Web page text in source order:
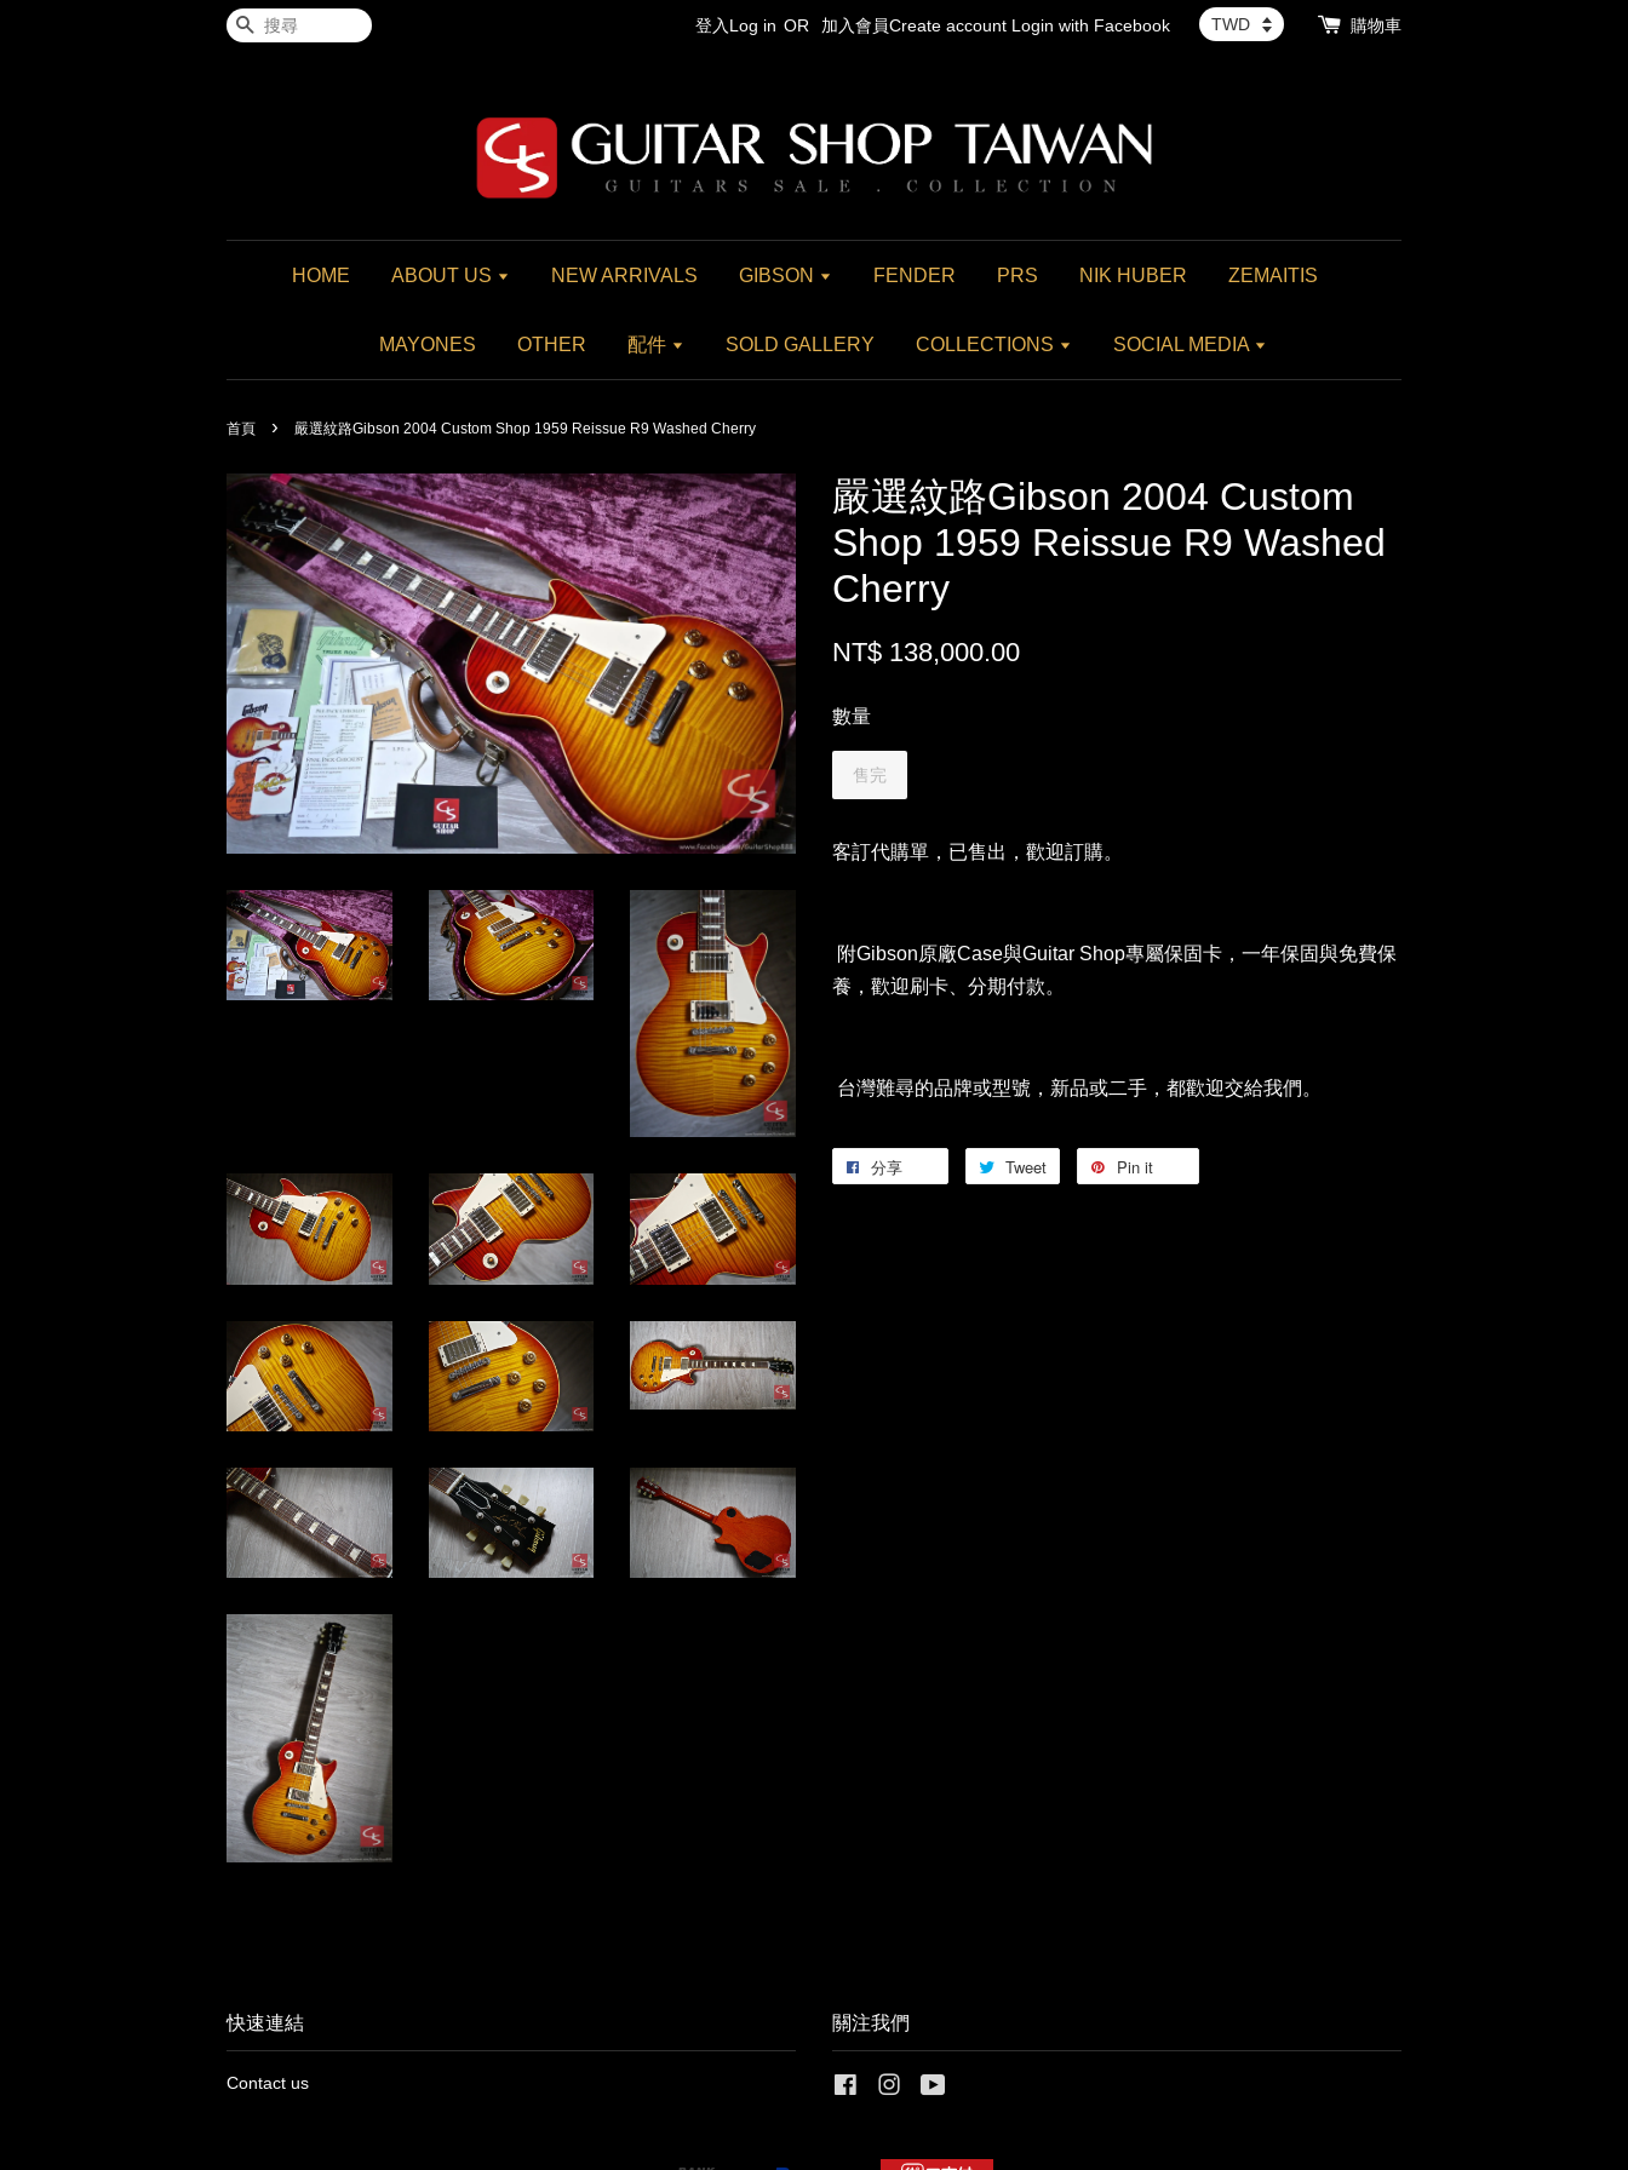
搜尋 登入Log in OR 加入會員Create account Login with Facebook 購物車
HOME ABOUT US NEW ARRIVALS GIBSON FENDER PRS NIK HUBER ZEMAITIS
MAYONES OTHER 配件 SOLD GALLERY COLLECTIONS SOCIAL MEDIA
首頁 › 嚴選紋路Gibson 2004 Custom Shop 1959 Reissue R9 Washed Cherry
嚴選紋路Gibson 2004 Custom
Shop 1959 Reissue R9 Washed
Cherry
NT$ 138,000.00
數量
售完
客訂代購單，已售出，歡迎訂購。
附Gibson原廠Case與Guitar Shop專屬保固卡，一年保固與免費保
養，歡迎刷卡、分期付款。
台灣難尋的品牌或型號，新品或二手，都歡迎交給我們。
分享 Tweet Pin it
快速連結
Contact us
關注我們
FacebookInstagram